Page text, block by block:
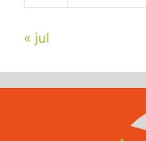
« jul